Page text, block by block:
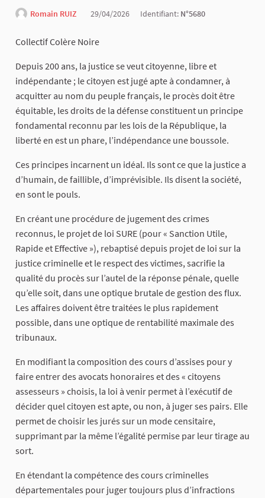
Romain RUIZ 29/04/2026 Identifiant: N°5680
Collectif Colère Noire
Depuis 200 ans, la justice se veut citoyenne, libre et
indépendante ; le citoyen est jugé apte à condamner, à
acquitter au nom du peuple français, le procès doit être
équitable, les droits de la défense constituent un principe
fondamental reconnu par les lois de la République, la
liberté en est un phare, l’indépendance une boussole.
Ces principes incarnent un idéal. Ils sont ce que la justice a
d’humain, de faillible, d’imprévisible. Ils disent la société,
en sont le pouls.
En créant une procédure de jugement des crimes
reconnus, le projet de loi SURE (pour « Sanction Utile,
Rapide et Effective »), rebaptisé depuis projet de loi sur la
justice criminelle et le respect des victimes, sacrifie la
qualité du procès sur l’autel de la réponse pénale, quelle
qu’elle soit, dans une optique brutale de gestion des flux.
Les affaires doivent être traitées le plus rapidement
possible, dans une optique de rentabilité maximale des
tribunaux.
En modifiant la composition des cours d’assises pour y
faire entrer des avocats honoraires et des « citoyens
assesseurs » choisis, la loi à venir permet à l’exécutif de
décider quel citoyen est apte, ou non, à juger ses pairs. Elle
permet de choisir les jurés sur un mode censitaire,
supprimant par la même l’égalité permise par leur tirage au
sort.
En étendant la compétence des cours criminelles
départementales pour juger toujours plus d’infractions